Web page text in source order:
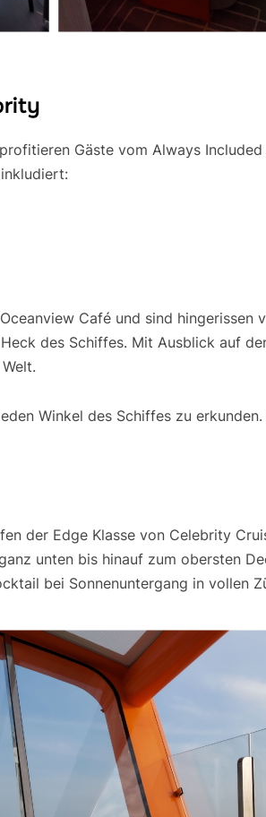
Gäste vom Always
Café und sind hingerissen
des Schiffes. Mit Ausblick auf
Winkel des Schiffes zu
der Edge Klasse von Celebrity
unten bis hinauf zum obersten
bei Sonnenuntergang in vollen